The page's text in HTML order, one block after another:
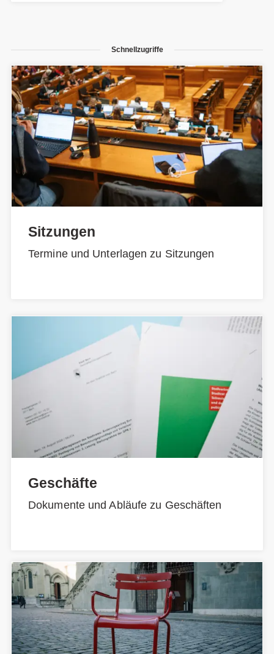
Schnellzugriffe
Sitzungen
Termine und Unterlagen zu Sitzungen
Geschäfte
Dokumente und Abläufe zu Geschäften